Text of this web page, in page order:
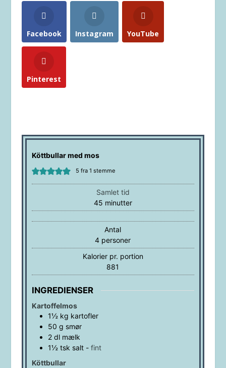
Facebook Instagram YouTube
Pinterest
Köttbullar med mos
5 fra 1 stemme
Samlet tid
45minutter
minutter
Antal
4 personer
Kalorier pr. portion
881
INGREDIENSER
Kartoffelmos
1½ kg kartofler
50 g smør
2 dl mælk
1½ tsk salt- fint
Köttbullar